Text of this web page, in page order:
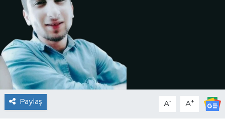
Paylaş A- A+